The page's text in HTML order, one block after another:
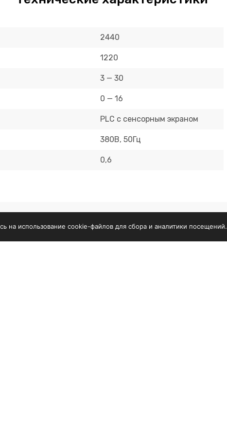
2440
1220
3 — 30
0 — 16
PLC с сенсорным экраном
380В, 50Гц
0,6
на использование cookie-файлов для сбора и аналитики посещений.